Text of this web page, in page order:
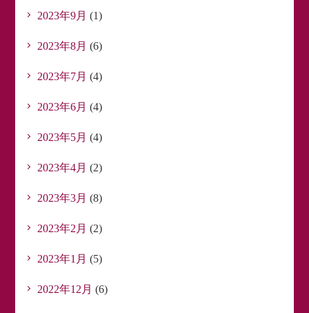
2023年9月 (1)
2023年8月 (6)
2023年7月 (4)
2023年6月 (4)
2023年5月 (4)
2023年4月 (2)
2023年3月 (8)
2023年2月 (2)
2023年1月 (5)
2022年12月 (6)